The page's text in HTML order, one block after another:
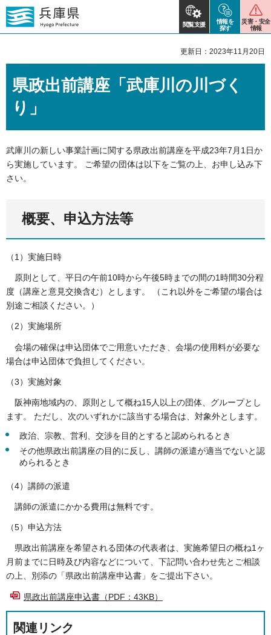
閲覧支援
情報を
探す
災害・安全
情報
更新日：2023年11月20日
県政出前講座「武庫川の川づく
り」
武庫川の新しい事業計画に関する県政出前講座を平成23年7月1日か
ら実施しています。 ご希望の団体は以下をご覧の上、お申し込み下
さい。
概要、申込方法等
（1）実施日時
原則として、平日の午前10時から午後5時までの間の1時間30分程
度（講座と意見交換含む）とします。 （これ以外をご希望の場合は
別途ご相談ください。）
（2）実施場所
会場の確保は申込団体でご用意いただき、会場の使用料が必要な
場合は申込団体で負担してください。
（3）実施対象
阪神南地域内の、原則として概ね15人以上の団体、グループとし
ます。 ただし、次のいずれかに該当する場合は、対象外とします。
政治、宗教、営利、交渉を目的とすると認められるとき
その他県政出前講座の目的に反し、講師の派遣が適当でないと認
められるとき
（4）講師の派遣
講師の派遣にかかる費用は無料です。
（5）申込方法
県政出前講座を希望される団体の代表者は、実施希望日の概ね1ヶ
月前までに日時及び内容などについて、下記問い合わせ先とご相談
の上、別添の「県政出前講座申込書」をご提出下さい。
県政出前講座申込書（PDF：43KB）
関連リンク